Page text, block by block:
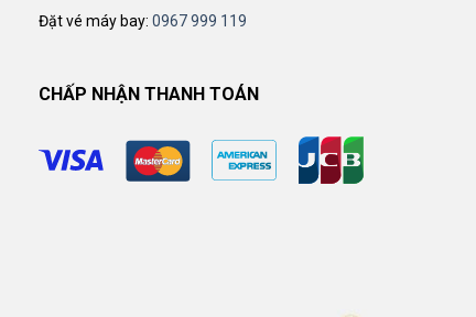
Đặt vé máy bay: 0967 999 119
CHẤP NHẬN THANH TOÁN